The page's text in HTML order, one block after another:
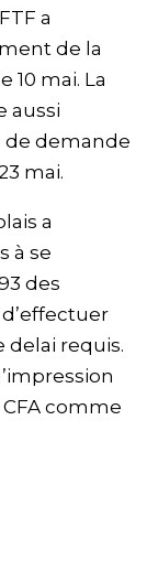
a
de la
10 mai. La
aussi
de demande
mai.
a
à se
des
delai requis.
comme